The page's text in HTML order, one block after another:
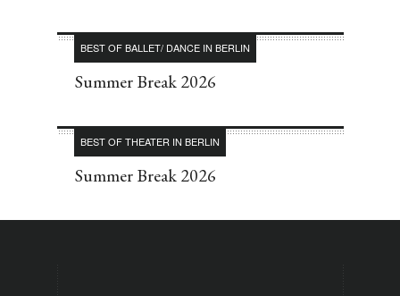
BEST OF BALLET/ DANCE IN BERLIN
Summer Break 2026
BEST OF THEATER IN BERLIN
Summer Break 2026